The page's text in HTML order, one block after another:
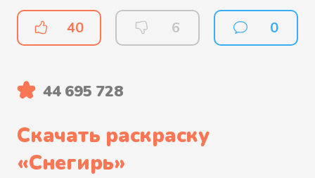
40 6 0
44 695 728
Скачать раскраску
«Снегирь»